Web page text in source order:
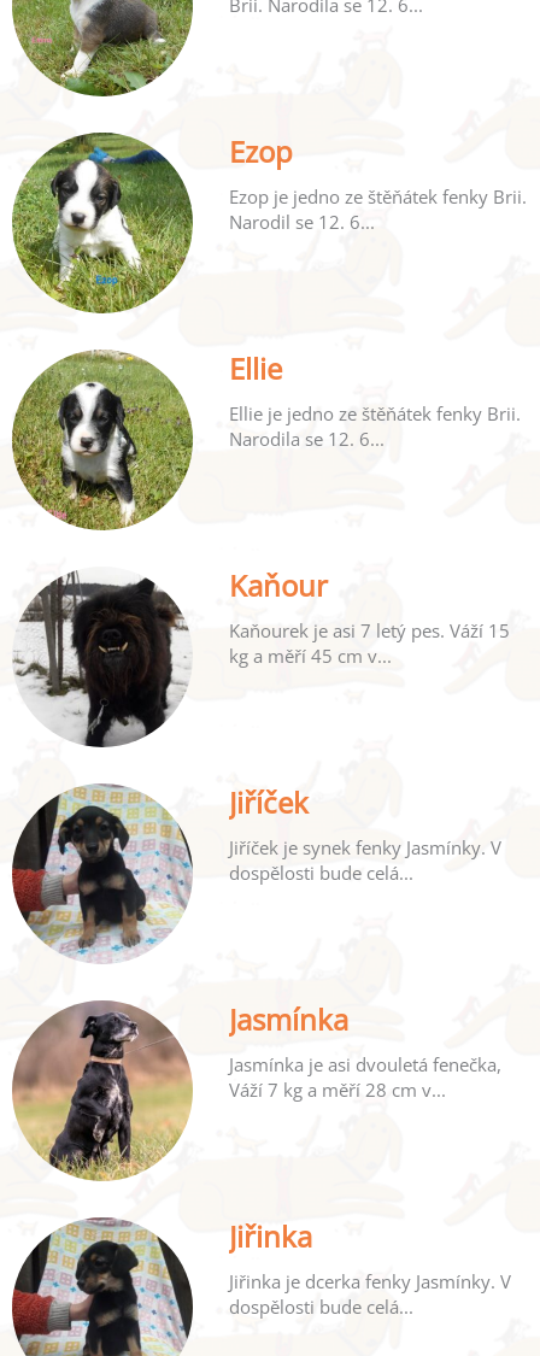
Ezop
Ezop je jedno ze štěňátek fenky Brii.
Narodil se 12. 6...
Ellie
Ellie je jedno ze štěňátek fenky Brii.
Narodila se 12. 6...
Kaňour
Kaňourek je asi 7 letý pes. Váží 15
kg a měří 45 cm v...
Jiříček
Jiříček je synek fenky Jasmínky. V
dospělosti bude celá...
Jasmínka
Jasmínka je asi dvouletá fenečka,
Váží 7 kg a měří 28 cm v...
Jiřinka
Jiřinka je dcerka fenky Jasmínky. V
dospělosti bude celá...